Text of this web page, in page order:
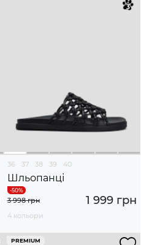
36 37 38 39 40
Шльопанці
1 999 грн
3 998 грн
4 кольори
PREMIUM